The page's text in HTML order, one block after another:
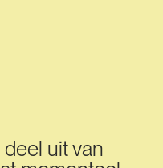
uit van